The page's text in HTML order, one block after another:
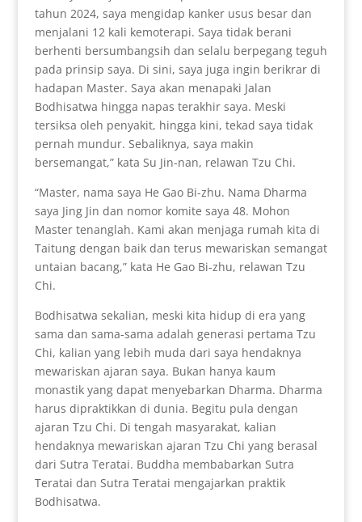
tahun 2024, saya mengidap kanker usus besar dan
menjalani 12 kali kemoterapi. Saya tidak berani
berhenti bersumbangsih dan selalu berpegang teguh
pada prinsip saya. Di sini, saya juga ingin berikrar di
hadapan Master. Saya akan menapaki Jalan
Bodhisatwa hingga napas terakhir saya. Meski
tersiksa oleh penyakit, hingga kini, tekad saya tidak
pernah mundur. Sebaliknya, saya makin
bersemangat,” kata Su Jin-nan, relawan Tzu Chi.
“Master, nama saya He Gao Bi-zhu. Nama Dharma
saya Jing Jin dan nomor komite saya 48. Mohon
Master tenanglah. Kami akan menjaga rumah kita di
Taitung dengan baik dan terus mewariskan semangat
untaian bacang,” kata He Gao Bi-zhu, relawan Tzu
Chi.
Bodhisatwa sekalian, meski kita hidup di era yang
sama dan sama-sama adalah generasi pertama Tzu
Chi, kalian yang lebih muda dari saya hendaknya
mewariskan ajaran saya. Bukan hanya kaum
monastik yang dapat menyebarkan Dharma. Dharma
harus dipraktikkan di dunia. Begitu pula dengan
ajaran Tzu Chi. Di tengah masyarakat, kalian
hendaknya mewariskan ajaran Tzu Chi yang berasal
dari Sutra Teratai. Buddha membabarkan Sutra
Teratai dan Sutra Teratai mengajarkan praktik
Bodhisatwa.